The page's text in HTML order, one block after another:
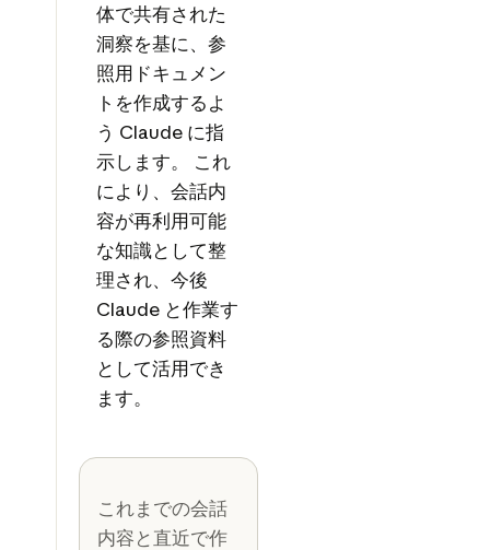
体で共有された
洞察を基に、参
照用ドキュメン
トを作成するよ
う Claude に指
示します。 これ
により、会話内
容が再利用可能
な知識として整
理され、今後
Claude と作業す
る際の参照資料
として活用でき
ます。
これまでの会話
内容と直近で作